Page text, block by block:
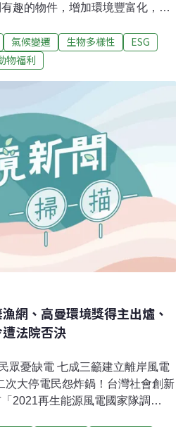
趣的物件，增加環境豐富化，提
貪吃、易暴衝、警覺性高及具破
性逐漸設計出有趣的道具，如垂
體報導蘭嶼低階核廢料存放40年
應儘早遷出一事，原能會今天表
府既定政策，根據原能會2017年
場規劃報告」，台電最晚將在
期間均會嚴格落實貯存設施安全管
氣候變遷 生物多樣性
ESG
物福利
網、高曼環境獎得主出爐、
法院否決
眾憂缺電 七成三籲建立離岸風電
次大停電民怨炸鍋！台灣社會創新
2021再生能源風電國家隊調